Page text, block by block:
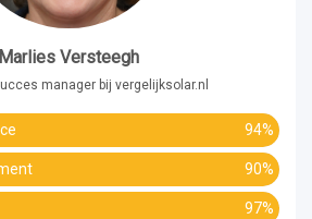
Marlies Versteegh
manager bij vergelijksolar.nl
94%
90%
97%